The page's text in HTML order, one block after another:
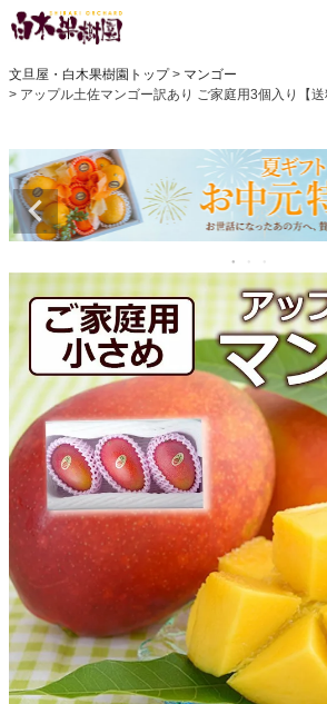
文旦屋・白木果樹園トップ
マンゴー
アップル土佐マンゴー訳あり ご家庭用3個入り【送